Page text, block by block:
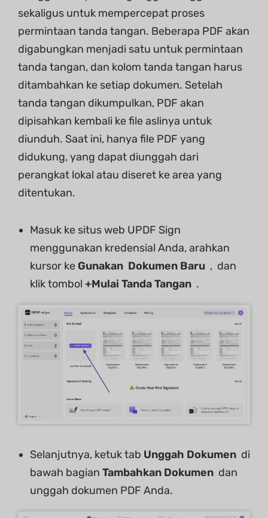
sekaligus untuk mempercepat proses
permintaan tanda tangan. Beberapa PDF akan
digabungkan menjadi satu untuk permintaan
tanda tangan, dan kolom tanda tangan harus
ditambahkan ke setiap dokumen. Setelah
tanda tangan dikumpulkan, PDF akan
dipisahkan kembali ke file aslinya untuk
diunduh. Saat ini, hanya file PDF yang
didukung, yang dapat diunggah dari
perangkat lokal atau diseret ke area yang
ditentukan.
Masuk ke situs web UPDF Sign
menggunakan kredensial Anda, arahkan
kursor ke Gunakan Dokumen Baru , dan
klik tombol +Mulai Tanda Tangan .
Selanjutnya, ketuk tab Unggah Dokumen di
bawah bagian Tambahkan Dokumen dan
unggah dokumen PDF Anda.